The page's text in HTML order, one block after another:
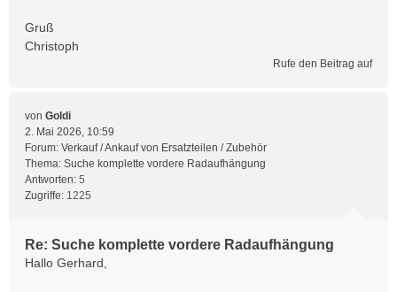
Gruß
Christoph
Rufe den Beitrag auf
von Goldi
2. Mai 2026, 10:59
Forum: Verkauf / Ankauf von Ersatzteilen / Zubehör
Thema: Suche komplette vordere Radaufhängung
Antworten: 5
Zugriffe: 1225
Re: Suche komplette vordere Radaufhängung
Hallo Gerhard,